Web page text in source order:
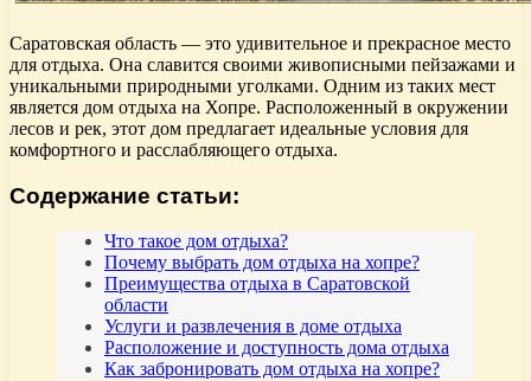
Саратовская область — это удивительное и прекрасное место
для отдыха. Она славится своими живописными пейзажами и
уникальными природными уголками. Одним из таких мест
является дом отдыха на Хопре. Расположенный в окружении
лесов и рек, этот дом предлагает идеальные условия для
комфортного и расслабляющего отдыха.
Содержание статьи:
Что такое дом отдыха?
Почему выбрать дом отдыха на хопре?
Преимущества отдыха в Саратовской
области
Услуги и развлечения в доме отдыха
Расположение и доступность дома отдыха
Как забронировать дом отдыха на хопре?